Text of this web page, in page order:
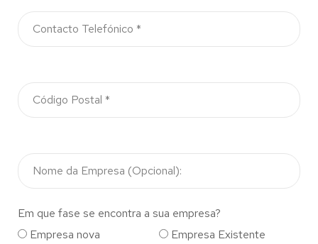
Em que fase se encontra a sua empresa?
Empresa nova
Empresa Existente